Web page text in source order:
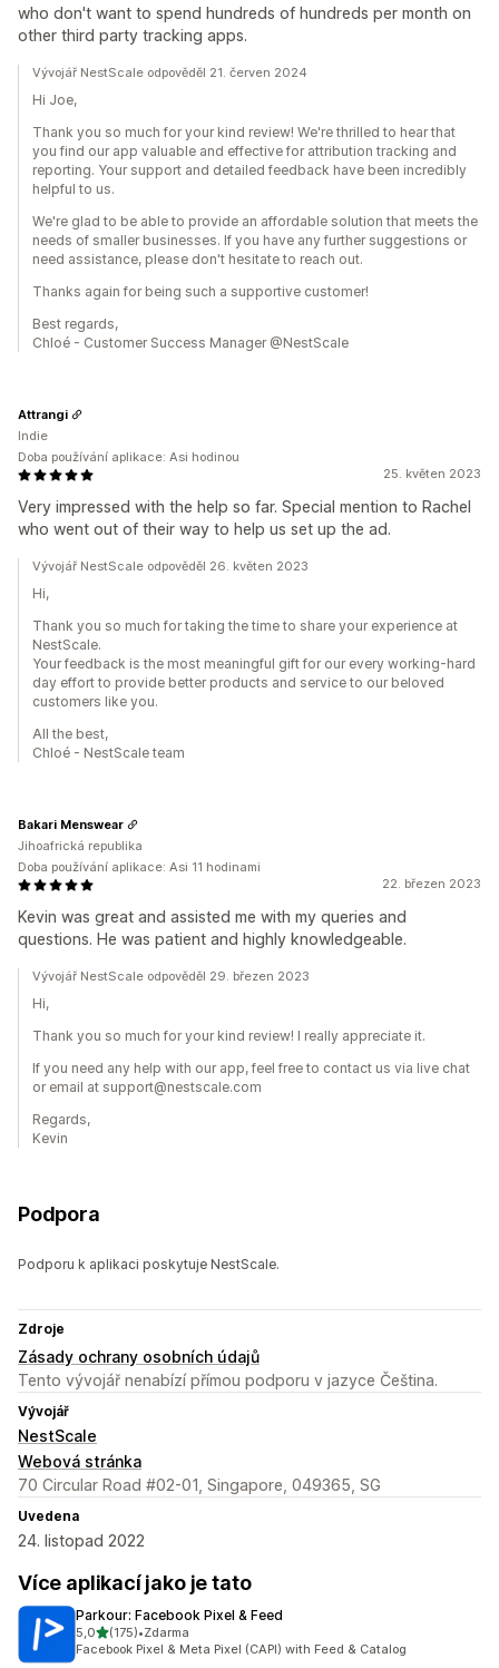
who don't want to spend hundreds of hundreds per month on
other third party tracking apps.
Vývojář NestScale odpověděl 21. červen 2024
Hi Joe,
Thank you so much for your kind review! We're thrilled to hear that
you find our app valuable and effective for attribution tracking and
reporting. Your support and detailed feedback have been incredibly
helpful to us.
We're glad to be able to provide an affordable solution that meets the
needs of smaller businesses. If you have any further suggestions or
need assistance, please don't hesitate to reach out.
Thanks again for being such a supportive customer!
Best regards,
Chloé - Customer Success Manager @NestScale
25. květen 2023
Very impressed with the help so far. Special mention to Rachel
who went out of their way to help us set up the ad.
Attrangi
Indie
Doba používání aplikace: Asi hodinou
Vývojář NestScale odpověděl 26. květen 2023
Hi,
Thank you so much for taking the time to share your experience at
NestScale.
Your feedback is the most meaningful gift for our every working-hard
day effort to provide better products and service to our beloved
customers like you.
All the best,
Chloé - NestScale team
22. březen 2023
Kevin was great and assisted me with my queries and
questions. He was patient and highly knowledgeable.
Bakari Menswear
Jihoafrická republika
Doba používání aplikace: Asi 11 hodinami
Vývojář NestScale odpověděl 29. březen 2023
Hi,
Thank you so much for your kind review! I really appreciate it.
If you need any help with our app, feel free to contact us via live chat
or email at support@nestscale.com
Regards,
Kevin
Podpora
Podporu k aplikaci poskytuje NestScale.
Zdroje
Zásady ochrany osobních údajů
Tento vývojář nenabízí přímou podporu v jazyce Čeština.
Vývojář
NestScale
Webová stránka
70 Circular Road #02-01, Singapore, 049365, SG
Uvedena
24. listopad 2022
Více aplikací jako je tato
Parkour: Facebook Pixel & Feed
5,0z 5 hvězd
(175)
Celkový počet recenzí: 175
•Zdarma
Facebook Pixel & Meta Pixel (CAPI) with Feed & Catalog